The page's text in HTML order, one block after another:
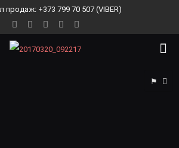
продаж: +373 799 70 507 (VIBER)
⚑